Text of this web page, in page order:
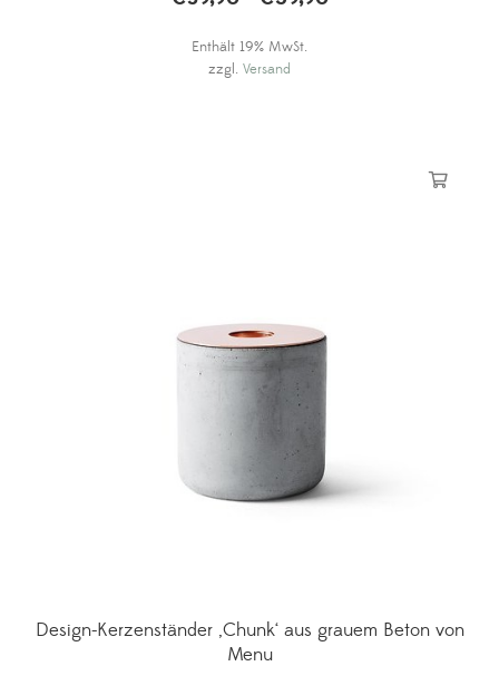
Enthält 19% MwSt.
zzgl. Versand
Design-Kerzenständer ‚Chunk‘ aus grauem Beton von
Menu